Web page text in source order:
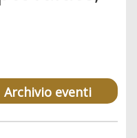
Archivio eventi